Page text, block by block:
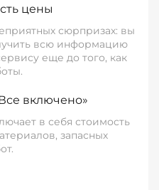
цены
сюрпризах: вы
всю информацию
еще до того, как
включено»
в себя стоимость
запасных